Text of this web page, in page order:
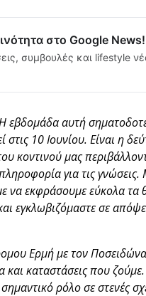
στο Google News!
συμβουλές και lifestyle
εβδομάδα αυτή
10 Ιουνίου. Είναι η
κοντινού μας
για τις
να εκφράσουμε εύκολα
εγκλωβιζόμαστε σε
Ερμή με τον Ποσειδώνα
καταστάσεις που
ρόλο σε στενές